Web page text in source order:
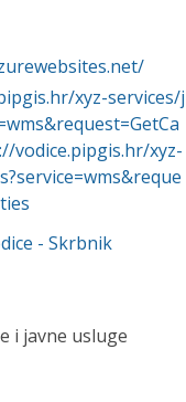
xyz-services/j
vodice.pipgis.hr/xyz-
- Skrbnik
i javne usluge